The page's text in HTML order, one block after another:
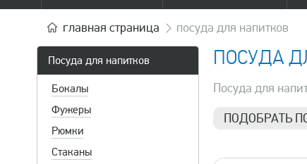
главная страница посуда для напитков
Посуда для напитков
Бокалы
Фужеры
Рюмки
Стаканы
ПОСУДА
Посуда для
ПОДОБРАТЬ